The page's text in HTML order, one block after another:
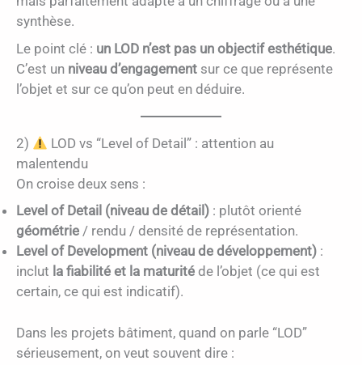
synthèse.
Le point clé : un LOD n’est pas un objectif esthétique.
C’est un niveau d’engagement sur ce que représente
l’objet et sur ce qu’on peut en déduire.
2)
LOD vs “Level of Detail” : attention au
malentendu
On croise deux sens :
Level of Detail (niveau de détail) : plutôt orienté
géométrie / rendu / densité de représentation.
Level of Development (niveau de développement) :
inclut la fiabilité et la maturité de l’objet (ce qui est
certain, ce qui est indicatif).
Dans les projets bâtiment, quand on parle “LOD”
sérieusement, on veut souvent dire :